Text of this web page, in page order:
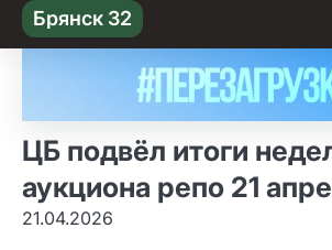
Skip
to content
Брянск 32
ЦБ подвёл итоги
аукциона репо 21
21.04.2026